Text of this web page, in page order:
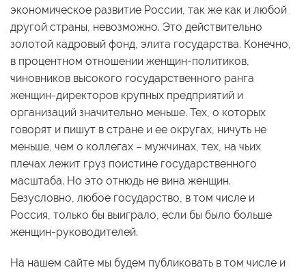
экономическое развитие России, так же как и любой
другой страны, невозможно. Это действительно
золотой кадровый фонд, элита государства. Конечно,
в процентном отношении женщин-политиков,
чиновников высокого государственного ранга
женщин-директоров крупных предприятий и
организаций значительно меньше. Тех, о которых
говорят и пишут в стране и ее округах, ничуть не
меньше, чем о коллегах – мужчинах, тех, на чьих
плечах лежит груз поистине государственного
масштаба. Но это отнюдь не вина женщин.
Безусловно, любое государство, в том числе и
Россия, только бы выиграло, если бы было больше
женщин-руководителей.
На нашем сайте мы будем публиковать в том числе и